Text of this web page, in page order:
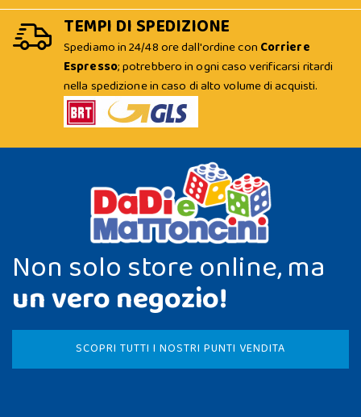
TEMPI DI SPEDIZIONE
Spediamo in 24/48 ore dall'ordine con Corriere
Espresso; potrebbero in ogni caso verificarsi ritardi
nella spedizione in caso di alto volume di acquisti.
Non solo store online, ma
un vero negozio!
SCOPRI TUTTI I NOSTRI PUNTI VENDITA